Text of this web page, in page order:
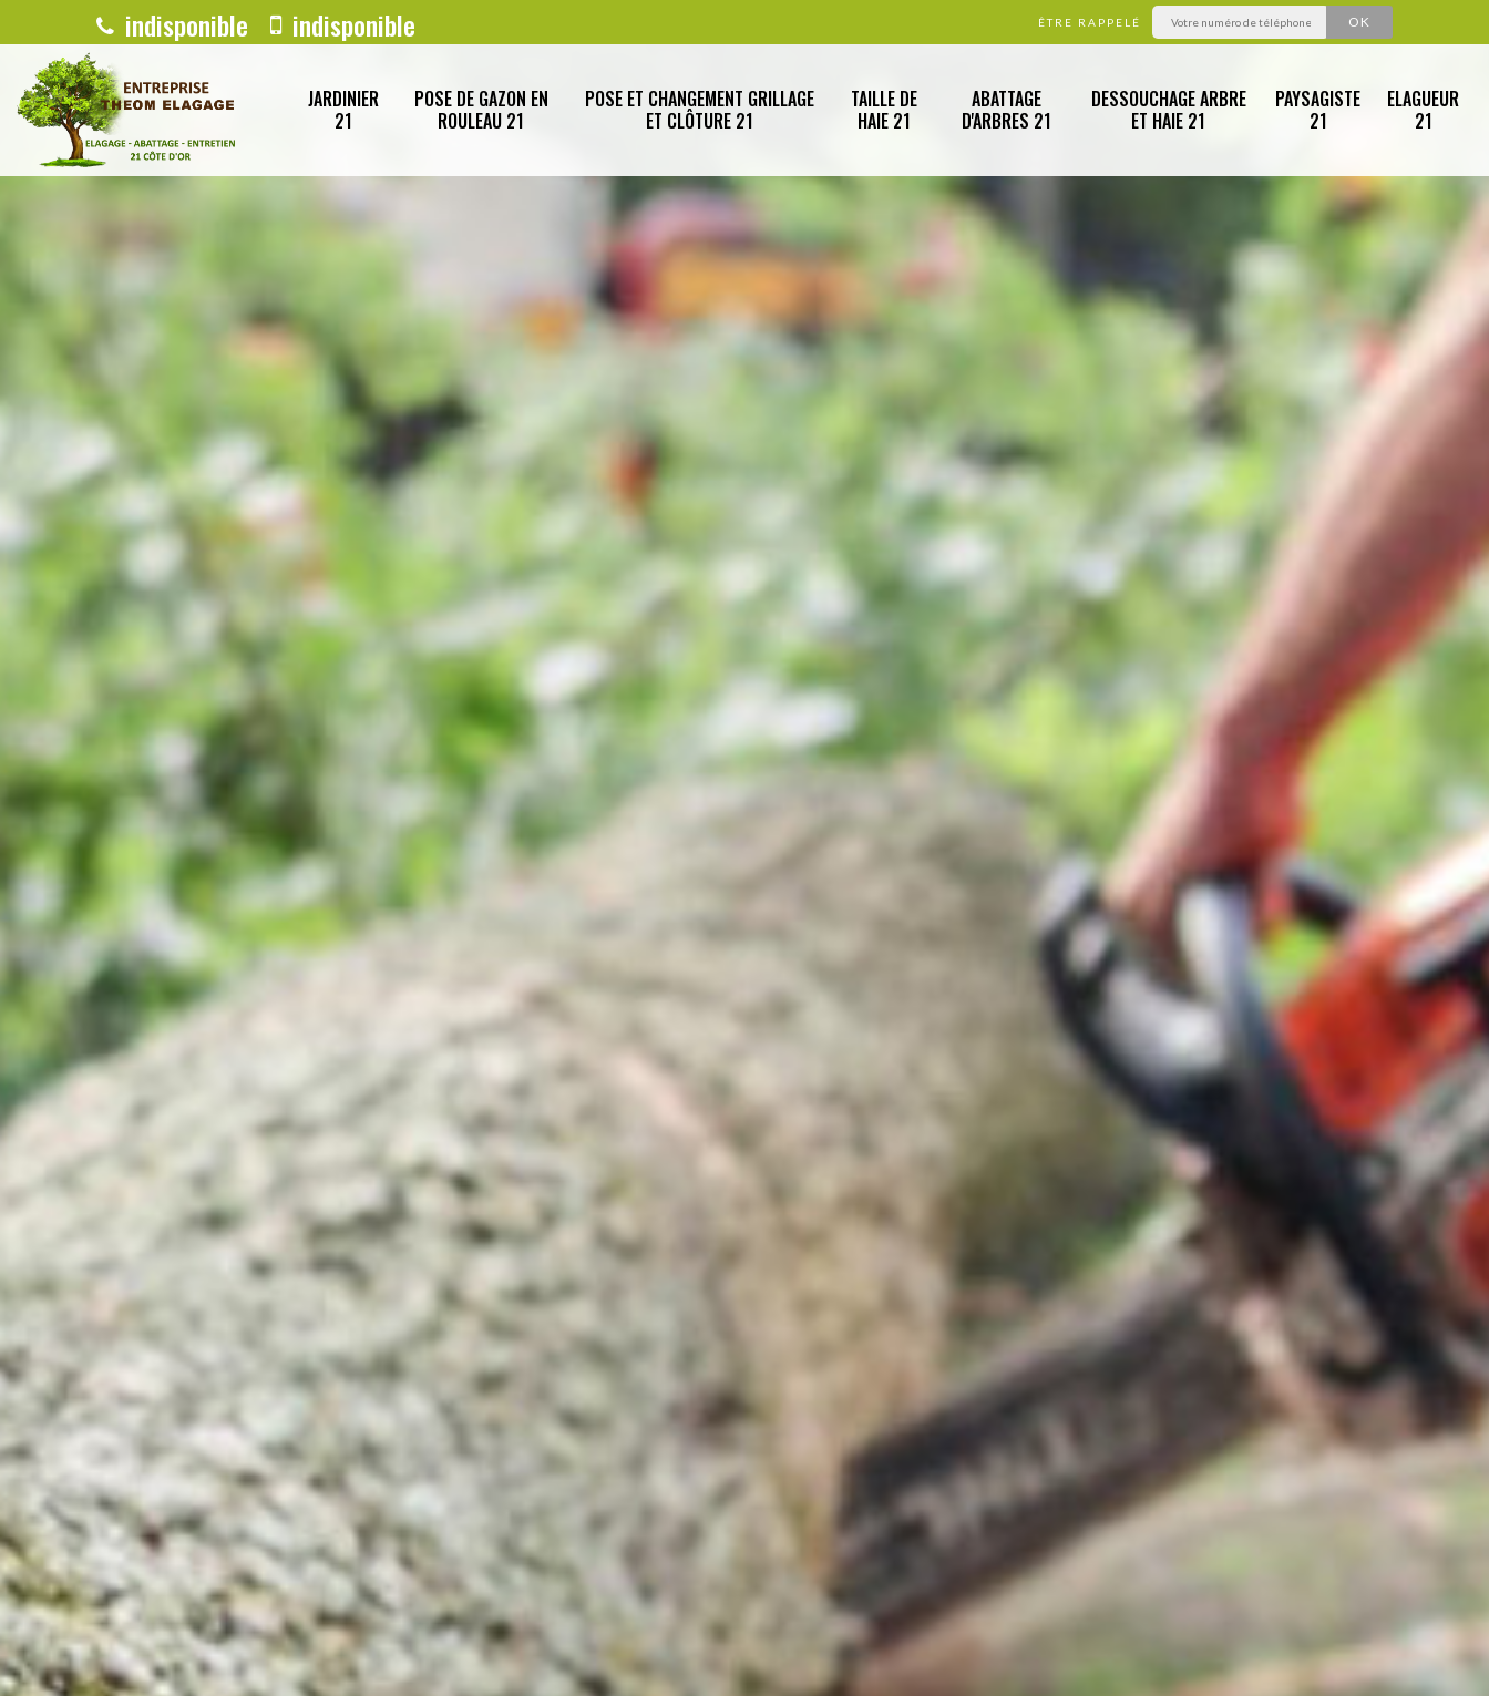
indisponible indisponible ÊTRE RAPPELÉ
JARDINIER
21
POSE DE GAZON EN
ROULEAU 21
POSE ET CHANGEMENT GRILLAGE
ET CLÔTURE 21
TAILLE DE
HAIE 21
ABATTAGE
D'ARBRES 21
DESSOUCHAGE ARBRE
ET HAIE 21
PAYSAGISTE
21
ELAGUEUR
21